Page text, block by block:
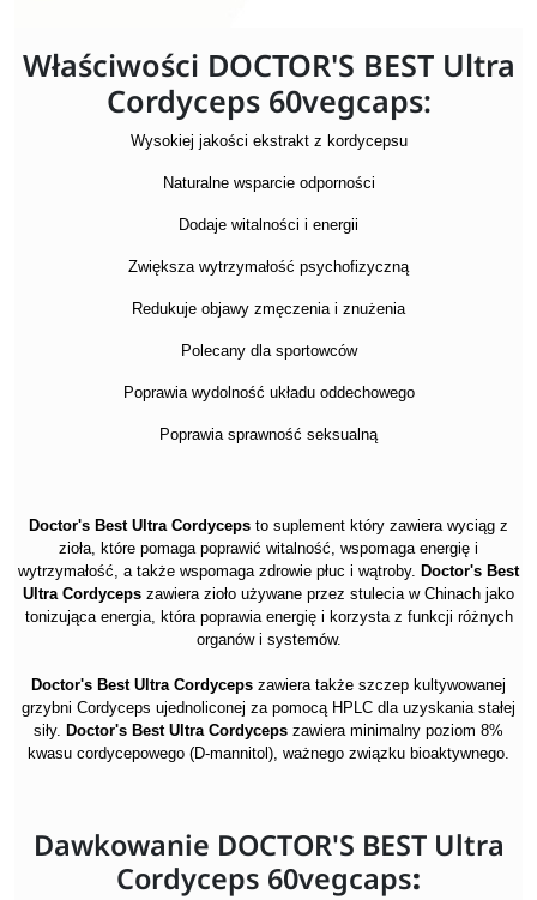
Właściwości DOCTOR'S BEST Ultra
Cordyceps 60vegcaps:
Wysokiej jakości ekstrakt z kordycepsu
Naturalne wsparcie odporności
Dodaje witalności i energii
Zwiększa wytrzymałość psychofizyczną
Redukuje objawy zmęczenia i znużenia
Polecany dla sportowców
Poprawia wydolność układu oddechowego
Poprawia sprawność seksualną
Doctor's Best Ultra Cordyceps to suplement który zawiera wyciąg z
zioła, które pomaga poprawić witalność, wspomaga energię i
wytrzymałość, a także wspomaga zdrowie płuc i wątroby. Doctor's Best
Ultra Cordyceps zawiera zioło używane przez stulecia w Chinach jako
tonizująca energia, która poprawia energię i korzysta z funkcji różnych
organów i systemów.
Doctor's Best Ultra Cordyceps zawiera także szczep kultywowanej
grzybni Cordyceps ujednoliconej za pomocą HPLC dla uzyskania stałej
siły. Doctor's Best Ultra Cordyceps zawiera minimalny poziom 8%
kwasu cordycepowego (D-mannitol), ważnego związku bioaktywnego.
Dawkowanie DOCTOR'S BEST Ultra
Cordyceps 60vegcaps: